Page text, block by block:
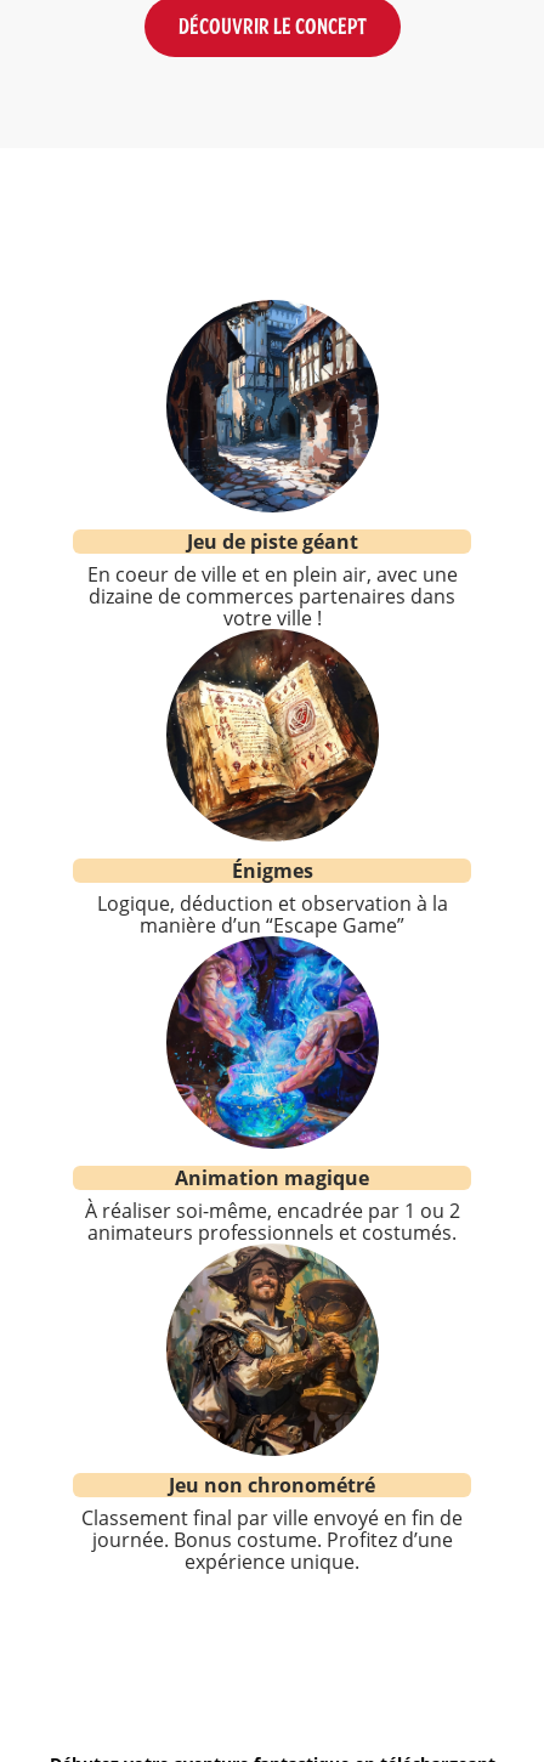
DÉCOUVRIR LE CONCEPT
Jeu de piste géant
En coeur de ville et en plein air, avec une
dizaine de commerces partenaires dans
votre ville !
Énigmes
Logique, déduction et observation à la
manière d’un “Escape Game”
Animation magique
À réaliser soi-même, encadrée par 1 ou 2
animateurs professionnels et costumés.
Jeu non chronométré
Classement final par ville envoyé en fin de
journée. Bonus costume. Profitez d’une
expérience unique.